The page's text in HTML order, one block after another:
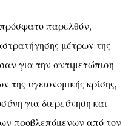
παρελθόν,
μέτρων της
για την αντιμετώπιση
της υγειονομικής κρίσης,
για διερεύνηση και
προβλεπόμενων από τον